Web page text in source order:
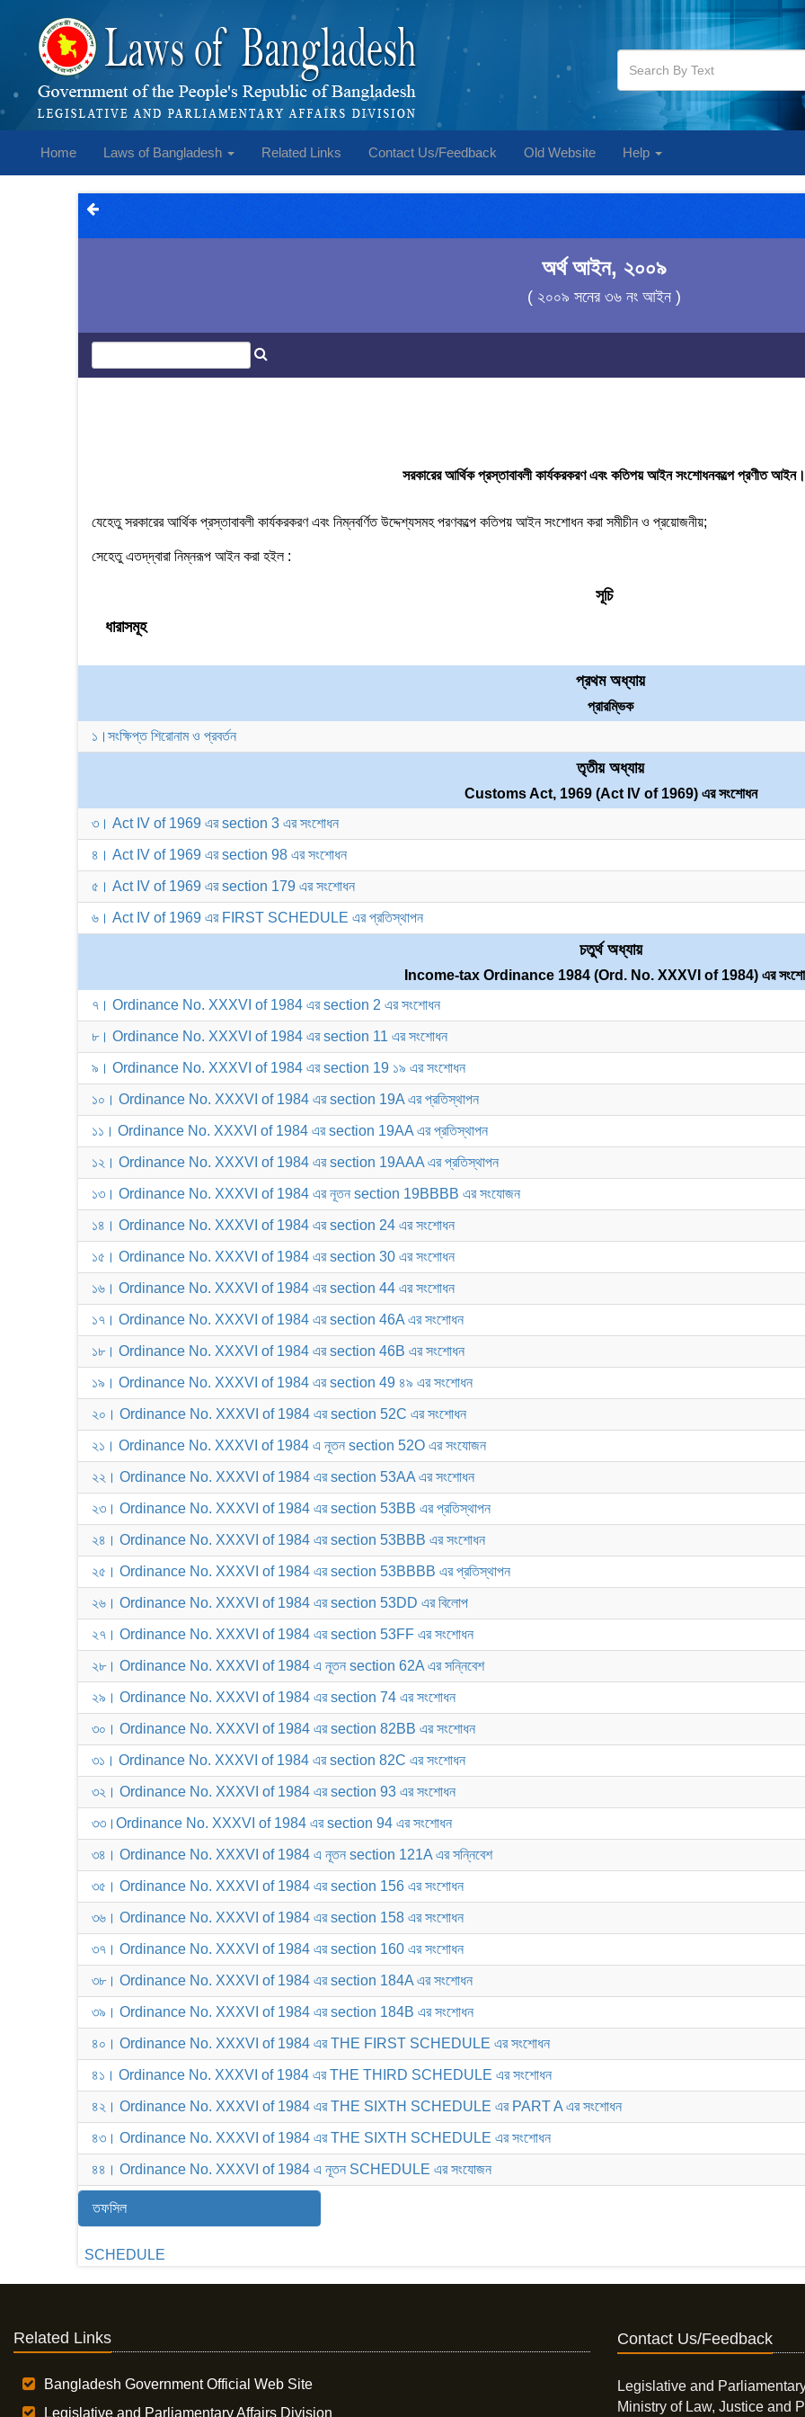
Home Laws of Bangladesh Related Links Contact Us/Feedback Old Website Help
অর্থ আইন, ২০০৯
( ২০০৯ সনের ৩৬ নং আইন )
সরকারের আর্থিক প্রস্তাবাবলী কার্যকরকরণ এবং কতিপয় আইন সংশোধনকল্পে প্রণীত আইন।
যেহেতু সরকারের আর্থিক প্রস্তাবাবলী কার্যকরকরণ এবং নিম্নবর্ণিত উদ্দেশ্যসমহ পরণকল্পে কতিপয় আইন সংশোধন করা সমীচীন ও প্রয়োজনীয়;
সেহেতু এতদ্‌দ্বারা নিম্নরূপ আইন করা হইল :
সূচি
ধারাসমূহ
প্রথম অধ্যায়
প্রারম্ভিক
১।সংক্ষিপ্ত শিরোনাম ও প্রবর্তন
তৃতীয় অধ্যায়
Customs Act, 1969 (Act IV of 1969) এর সংশোধন
৩। Act IV of 1969 এর section 3 এর সংশোধন
৪। Act IV of 1969 এর section 98 এর সংশোধন
৫। Act IV of 1969 এর section 179 এর সংশোধন
৬। Act IV of 1969 এর FIRST SCHEDULE এর প্রতিস্থাপন
চতুর্থ অধ্যায়
Income-tax Ordinance 1984 (Ord. No. XXXVI of 1984) এর
৭। Ordinance No. XXXVI of 1984 এর section 2 এর সংশোধন
৮। Ordinance No. XXXVI of 1984 এর section 11 এর সংশোধন
৯। Ordinance No. XXXVI of 1984 এর section 19 ১৯ এর সংশোধন
১০। Ordinance No. XXXVI of 1984 এর section 19A এর প্রতিস্থাপন
১১। Ordinance No. XXXVI of 1984 এর section 19AA এর প্রতিস্থাপন
১২। Ordinance No. XXXVI of 1984 এর section 19AAA এর প্রতিস্থাপন
১৩। Ordinance No. XXXVI of 1984 এর নূতন section 19BBBB এর সংযোজন
১৪। Ordinance No. XXXVI of 1984 এর section 24 এর সংশোধন
১৫। Ordinance No. XXXVI of 1984 এর section 30 এর সংশোধন
১৬। Ordinance No. XXXVI of 1984 এর section 44 এর সংশোধন
১৭। Ordinance No. XXXVI of 1984 এর section 46A এর সংশোধন
১৮। Ordinance No. XXXVI of 1984 এর section 46B এর সংশোধন
১৯। Ordinance No. XXXVI of 1984 এর section 49 ৪৯ এর সংশোধন
২০। Ordinance No. XXXVI of 1984 এর section 52C এর সংশোধন
২১। Ordinance No. XXXVI of 1984 এ নূতন section 52O এর সংযোজন
২২। Ordinance No. XXXVI of 1984 এর section 53AA এর সংশোধন
২৩। Ordinance No. XXXVI of 1984 এর section 53BB এর প্রতিস্থাপন
২৪। Ordinance No. XXXVI of 1984 এর section 53BBB এর সংশোধন
২৫। Ordinance No. XXXVI of 1984 এর section 53BBBB এর প্রতিস্থাপন
২৬। Ordinance No. XXXVI of 1984 এর section 53DD এর বিলোপ
২৭। Ordinance No. XXXVI of 1984 এর section 53FF এর সংশোধন
২৮। Ordinance No. XXXVI of 1984 এ নূতন section 62A এর সন্নিবেশ
২৯। Ordinance No. XXXVI of 1984 এর section 74 এর সংশোধন
৩০। Ordinance No. XXXVI of 1984 এর section 82BB এর সংশোধন
৩১। Ordinance No. XXXVI of 1984 এর section 82C এর সংশোধন
৩২। Ordinance No. XXXVI of 1984 এর section 93 এর সংশোধন
৩৩।Ordinance No. XXXVI of 1984 এর section 94 এর সংশোধন
৩৪। Ordinance No. XXXVI of 1984 এ নূতন section 121A এর সন্নিবেশ
৩৫। Ordinance No. XXXVI of 1984 এর section 156 এর সংশোধন
৩৬। Ordinance No. XXXVI of 1984 এর section 158 এর সংশোধন
৩৭। Ordinance No. XXXVI of 1984 এর section 160 এর সংশোধন
৩৮। Ordinance No. XXXVI of 1984 এর section 184A এর সংশোধন
৩৯। Ordinance No. XXXVI of 1984 এর section 184B এর সংশোধন
৪০। Ordinance No. XXXVI of 1984 এর THE FIRST SCHEDULE এর সংশোধন
৪১। Ordinance No. XXXVI of 1984 এর THE THIRD SCHEDULE এর সংশোধন
৪২। Ordinance No. XXXVI of 1984 এর THE SIXTH SCHEDULE এর PART A এর সংশোধন
৪৩। Ordinance No. XXXVI of 1984 এর THE SIXTH SCHEDULE এর সংশোধন
৪৪। Ordinance No. XXXVI of 1984 এ নূতন SCHEDULE এর সংযোজন
তফসিল
SCHEDULE
Related Links
Bangladesh Government Official Web Site
Legislative and Parliamentary Affairs Division
Contact Us/Feedback
Legislative and
Ministry of Law, Justice and